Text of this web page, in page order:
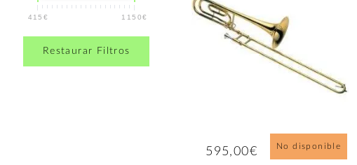
415€ 1150€
Restaurar Filtros
595,00€ No disponible